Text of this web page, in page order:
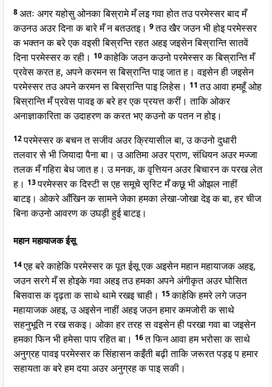
8अतः अगर यहोसु ओनका बिस्रामे मँ लइ गवा होत तउ परमेस्सर बाद मँ
कउनउ अउर दिना क बारे मँ न बतउतइ। 9तउ खैर जउन भी होइ परमेस्सर
क भक्तन क बरे एक वइसी बिस्रन्ति रहत अहइ जइसेन बिस्रान्ति सातवें
दिना परमेस्सर क रही। 10काहेकि जउन कउनो परमेस्सर क बिस्रान्ति मँ
प्रवेस करत ह, अपने करमन स बिस्रान्ति पाइ जात ह। वइसेन ही जइसेन
परमेस्सर तउ अपने करमन स बिस्रान्ति पाइ लिहेस। 11तउ आवा हमहूँ ओह
बिस्रान्ति मँ प्रवेस पावइ क बरे हर एक प्रयत्त करीं। ताकि ओकर
अनाज्ञाकारिता क उदाहरण क करत भए कउनो क पतन न होइ।
12परमेस्सर क बचन त सजीव अउर क्रियासील बा, उ कउनो दुधारी
तलवार से भी जियादा पैना बा। उ आतिमा अउर प्राण, संधियन अउर मज्जा
तलक मँ गहिरा बेध जात ह। उ मनक, क वृत्तियन अउर बिचारन क परख लेत
ह। 13परमेस्सर क दिस्टी स एह समूचे सृस्टि मँ कछू भी ओझल नाहीं
बाटइ। ओकरे आँखिन क सामने जेका हमका लेखा-जोखा देइ क बा, हर चीज
बिना कउनो आवरण क उघड़ी हुई बाटइ।
महान महायाजक ईसू
14एह बरे काहेकि परमेस्सर क पूत ईसू एक अइसेन महान महायाजक अहइ,
जउन सरगे मँ स होइके गवा अहइ तउ हमका अपने अंगीकृत अउर घोसित
बिसवास क दृढ़ता क साथे थामे रखइ चाही। 15काहेकि हमरे लगे जउन
महायाजक अहइ, उ अइसेन नाहीं अहइ जउन हमार कमजोरी क साथे
सहनुभूति न रख सकइ। ओका हर तरह स वइसेन ही परखा गवा बा जइसेन
हमका फिन भी हमेसा पाप रहित बा। 16त फिन आवा हम भरोसा क साथे
अनुग्रह पावइ परमेस्सर क सिंहासन कइँती बढ़ी ताकि जरूरत पड़इ प हमार
सहायता क बरे हम दया अउर अनुग्रह क पाइ सकी।